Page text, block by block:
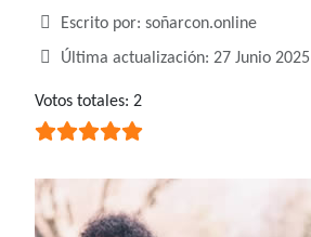
Detalles
Escrito por: soñarcon.online
Última actualización: 27 Junio 2025
Ratio:5/5
Votos totales: 2